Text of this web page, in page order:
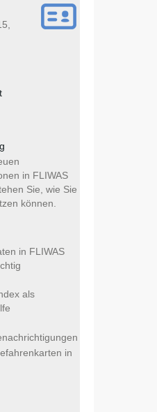
in FLIWAS
Sie, wie Sie
können.
in FLIWAS
als
in